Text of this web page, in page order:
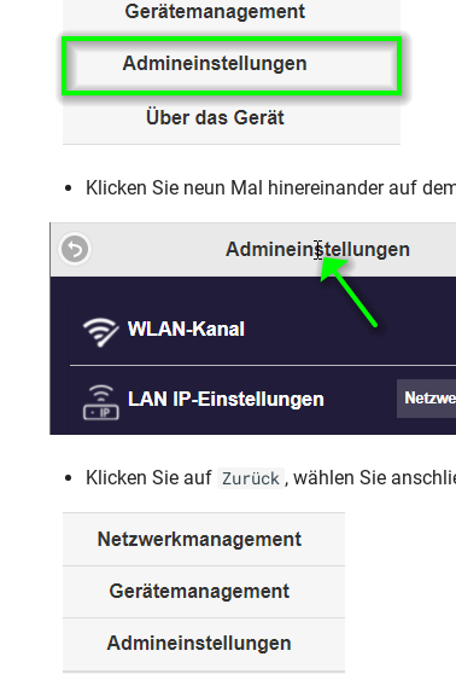
Klicken Sie neun Mal hinereinander auf
Klicken Sie auf Zurück , wählen Sie